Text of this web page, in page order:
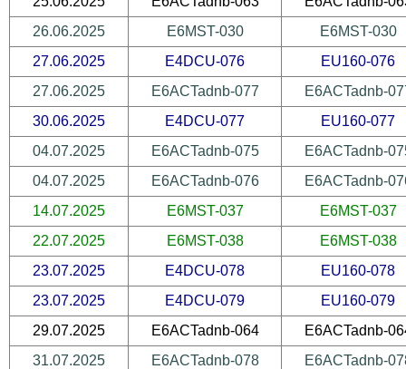
26.06.2025
E6MST-030
E6MST-030
27.06.2025
E4DCU-076
EU160-076
27.06.2025
E6ACTadnb-077
E6ACTadnb-
30.06.2025
E4DCU-077
EU160-077
04.07.2025
E6ACTadnb-075
E6ACTadnb-
04.07.2025
E6ACTadnb-076
E6ACTadnb-
14.07.2025
E6MST-037
E6MST-037
22.07.2025
E6MST-038
E6MST-038
23.07.2025
E4DCU-078
EU160-078
23.07.2025
E4DCU-079
EU160-079
29.07.2025
E6ACTadnb-064
E6ACTadnb-
31.07.2025
E6ACTadnb-078
E6ACTadnb-